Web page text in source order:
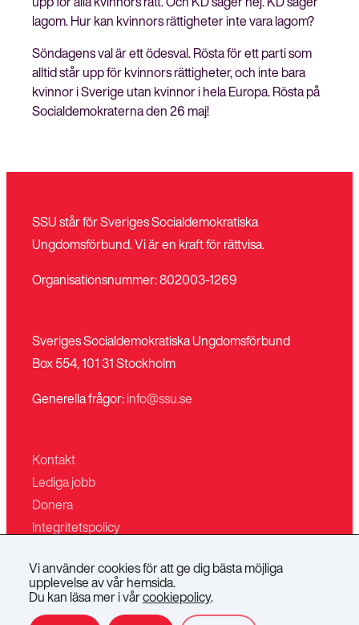
lagom. Hur kan kvinnors rättigheter inte vara lagom?
Söndagens val är ett ödesval. Rösta för ett parti som
alltid står upp för kvinnors rättigheter, och inte bara
kvinnor i Sverige utan kvinnor i hela Europa. Rösta på
Socialdemokraterna den 26 maj!
SSU står för Sveriges Socialdemokratiska
Ungdomsförbund. Vi är en kraft för rättvisa.
Organisationsnummer: 802003-1269
Sveriges Socialdemokratiska Ungdomsförbund
Box 554, 101 31 Stockholm
Generella frågor:info@ssu.se
Kontakt
Lediga jobb
Donera
Integritetspolicy
Villkor för butiken
Vi använder cookies för att ge dig bästa möjliga
upplevelse av vår hemsida.
Du kan läsa mer i vårcookiepolicy.